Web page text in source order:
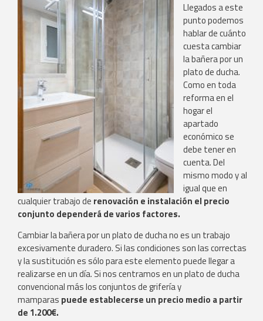
Llegados a este
punto podemos
hablar de cuánto
cuesta cambiar
la bañera por un
plato de ducha.
Como en toda
reforma en el
hogar el
apartado
económico se
debe tener en
cuenta. Del
mismo modo y al
igual que en
cualquier trabajo de renovación e instalación el precio
conjunto dependerá de varios factores.
Cambiar la bañera por un plato de ducha no es un trabajo
excesivamente duradero. Si las condiciones son las correctas
y la sustitución es sólo para este elemento puede llegar a
realizarse en un día. Si nos centramos en un plato de ducha
convencional más los conjuntos de grifería y
mamparas puede establecerse un precio medio a partir
de 1.200€.